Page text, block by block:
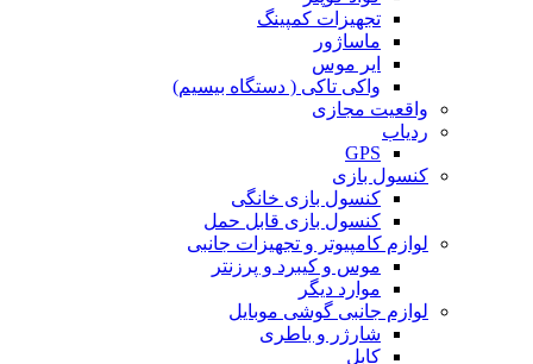
تجهیزات کمپینگ
ماساژور
ایر موس
واکی تاکی ( دستگاه بیسیم)
واقعیت مجازی
ردیاب
GPS
کنسول بازی
کنسول بازی خانگی
کنسول بازی قابل حمل
لوازم کامپیوتر و تجهیزات جانبی
موس و کیبرد و پرزنتر
موارد دیگر
لوازم جانبی گوشی موبایل
شارژر و باطری
کابل